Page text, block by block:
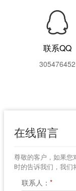
联系QQ
305476452
在线留言
尊敬的客户，如果您
时的告诉我们，我们
联系人： *